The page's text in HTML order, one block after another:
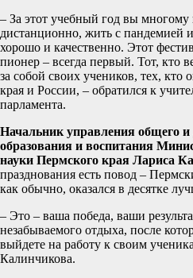
– За этот учебный год вы многому
дистанционно, жить с пандемией
хорошо и качественно. Этот
пионер – всегда первый. Тот, кто
за собой своих учеников, тех, кто
края и России, – обратился к
парламента.
Начальник управления общего и
образования и воспитания
науки Пермского края Лариса
празднования есть повод –
как обычно, оказался в десятке
– Это – ваша победа, ваши
незабываемого отдыха, после
выйдете на работу к своим
Калинчикова.